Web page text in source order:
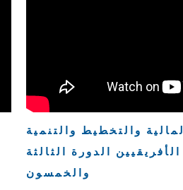
والتخطيط والتنمية
الأفريقيين الدورة الثالثة
والخمسون